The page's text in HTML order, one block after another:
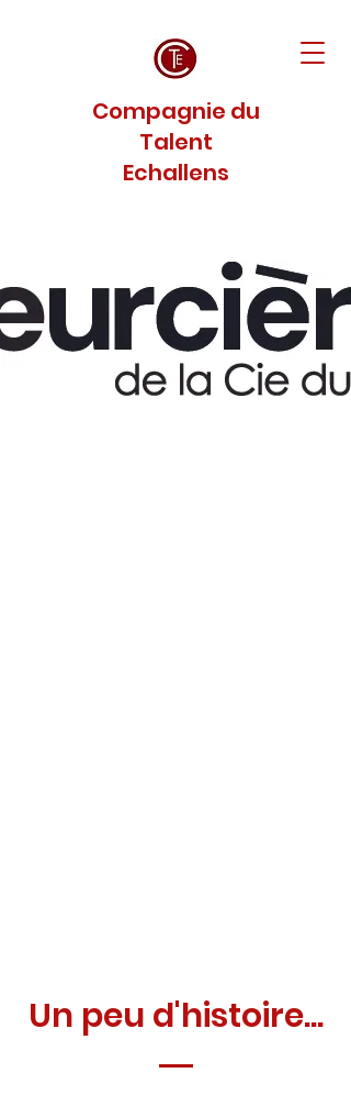
Compagnie du
Talent
Echallens
Un peu d'histoire...